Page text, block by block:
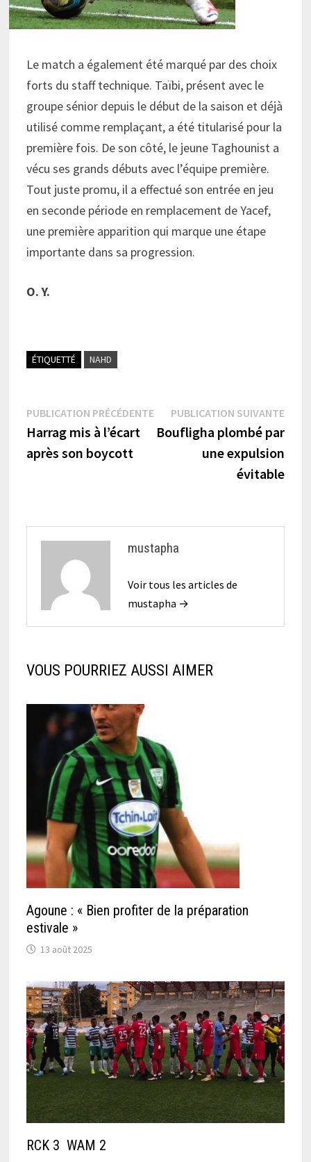
Le match a également été marqué par des choix
forts du staff technique. Taïbi, présent avec le
groupe sénior depuis le début de la saison et déjà
utilisé comme remplaçant, a été titularisé pour la
première fois. De son côté, le jeune Taghounist a
vécu ses grands débuts avec l’équipe première.
Tout juste promu, il a effectué son entrée en jeu
en seconde période en remplacement de Yacef,
une première apparition qui marque une étape
importante dans sa progression.
O. Y.
ÉTIQUETTÉ NAHD
Navigation
de
l’article
PUBLICATION PRÉCÉDENTEPublication
précédente :
Harrag mis à l’écart
après son boycott
PUBLICATION SUIVANTE
Boufligha plombé par
une expulsion
évitable
mustapha
Voir tous les articles de
mustapha →
VOUS POURRIEZ AUSSI AIMER
Agoune : « Bien profiter de la préparation
estivale »
13 août 2025
RCK 3 WAM 2